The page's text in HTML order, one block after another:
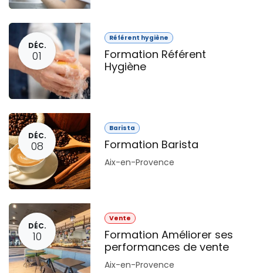
DÉC.
01
Référent hygiène
Formation Référent
Hygiène
DÉC.
08
Barista
Formation Barista
Aix-en-Provence
DÉC.
10
Vente
Formation Améliorer ses
performances de vente
Aix-en-Provence